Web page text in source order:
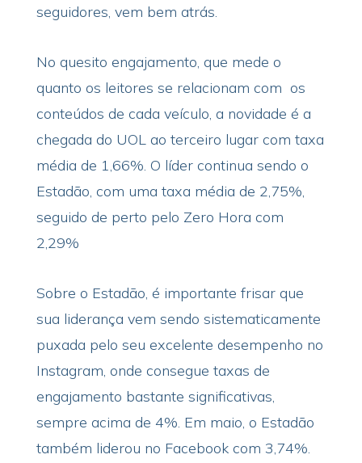
seguidores, vem bem atrás.
No quesito engajamento, que mede o
quanto os leitores se relacionam com os
conteúdos de cada veículo, a novidade é a
chegada do UOL ao terceiro lugar com taxa
média de 1,66%. O líder continua sendo o
Estadão, com uma taxa média de 2,75%,
seguido de perto pelo Zero Hora com
2,29%
Sobre o Estadão, é importante frisar que
sua liderança vem sendo sistematicamente
puxada pelo seu excelente desempenho no
Instagram, onde consegue taxas de
engajamento bastante significativas,
sempre acima de 4%. Em maio, o Estadão
também liderou no Facebook com 3,74%.